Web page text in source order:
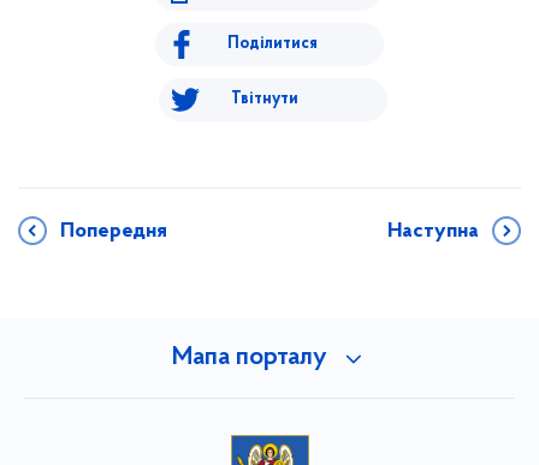
Поділитися
Твітнути
Попередня Наступна
Мапа порталу